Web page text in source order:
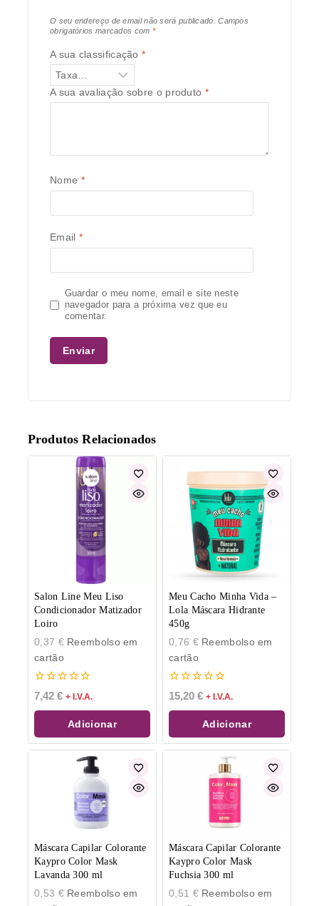
O seu endereço de email não será publicado.
Campos
obrigatórios marcados com *
A sua classificação*
A sua avaliação sobre o produto *
Nome *
Email *
Guardar o meu nome, email e site neste
navegador para a próxima vez que eu
comentar.
Produtos Relacionados
Salon Line Meu Liso
Condicionador Matizador
Loiro
0,37 €Reembolso em
cartão
0
de
5
7,42 € + I.V.A.
Adicionar
Meu Cacho Minha Vida –
Lola Máscara Hidrante
450g
0,76 €Reembolso em
cartão
0
de
5
15,20 € + I.V.A.
Adicionar
Máscara Capilar Colorante
Kaypro Color Mask
Lavanda 300 ml
0,53 €Reembolso em
Máscara Capilar Colorante
Kaypro Color Mask
Fuchsia 300 ml
0,51 €Reembolso em